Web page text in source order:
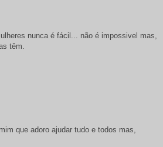
nunca é fácil... não é impossivel mas,
têm.
que adoro ajudar tudo e todos mas,